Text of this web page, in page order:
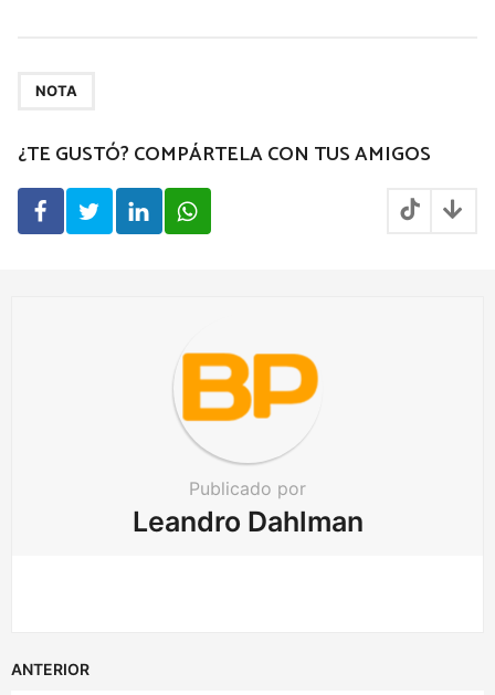
i
n
t
NOTA
¿TE GUSTÓ? COMPÁRTELA CON TUS AMIGOS
Publicado por
Leandro Dahlman
ANTERIOR